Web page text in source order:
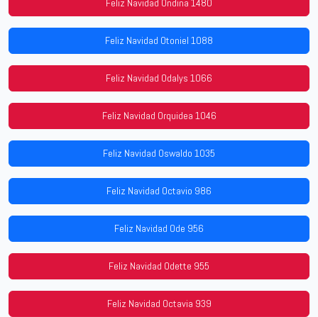
Feliz Navidad Ondina 1480
Feliz Navidad Otoniel 1088
Feliz Navidad Odalys 1066
Feliz Navidad Orquidea 1046
Feliz Navidad Oswaldo 1035
Feliz Navidad Octavio 986
Feliz Navidad Ode 956
Feliz Navidad Odette 955
Feliz Navidad Octavia 939